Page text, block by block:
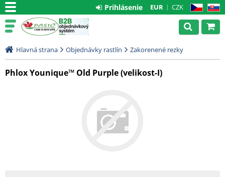
CZ SK
EUR CZK
Prihlásenie
Hlavná strana Objednávky rastlín Zakorenené rezky
Phlox Younique™ Old Purple (velikost-I)